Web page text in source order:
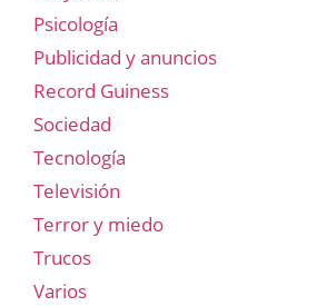
Psicología
Publicidad y anuncios
Record Guiness
Sociedad
Tecnología
Televisión
Terror y miedo
Trucos
Varios